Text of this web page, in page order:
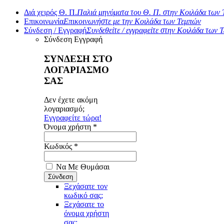
Διά χειρός Θ. Π.Παλιά μηνύματα του Θ. Π. στην Κοιλάδα των
ΕπικοινωνίαΕπικοινωνήστε με την Κοιλάδα των Τεμπών
Σύνδεση / ΕγγραφήΣυνδεθείτε / εγγραφείτε στην Κοιλάδα των
Σύνδεση Εγγραφή
ΣΥΝΔΕΣΗ ΣΤΟ
ΛΟΓΑΡΙΑΣΜΟ
ΣΑΣ
Δεν έχετε ακόμη
λογαριασμό;
Εγγραφείτε τώρα!
Όνομα χρήστη *
Κωδικός *
Να Με Θυμάσαι
Ξεχάσατε τον
κωδικό σας;
Ξεχάσατε το
όνομα χρήστη